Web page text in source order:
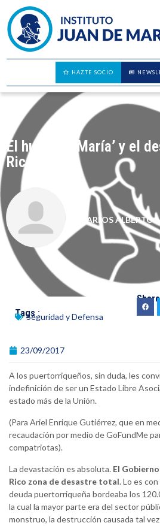
HAZTE SOCIO
El huracán ‘María’ y el
Rico
CARLOS ALBERTO
Tags :Seguridad y Defensa
23/09/2017
A los puertorriqueños, sin duda, les
indefinición de ser un Estado Libre
estado más de la Unión.
(Para Ariel Enrique Gutiérrez, que en
recaudación por medio de GoFundMe
compatriotas).
La devastación es absoluta. El
Rico zona de desastre total. Lo es
deuda puertorriqueña bordeaba los
la cual la mayor parte era del sector
monstruo, la destrucción causada tal